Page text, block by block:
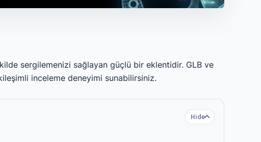
sergilemenizi sağlayan güçlü bir eklentidir. GLB ve
inceleme deneyimi sunabilirsiniz.
Hide